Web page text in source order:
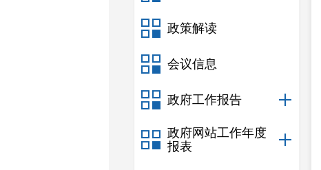
政策解读
会议信息
政府工作报告
政府网站工作年度
报表